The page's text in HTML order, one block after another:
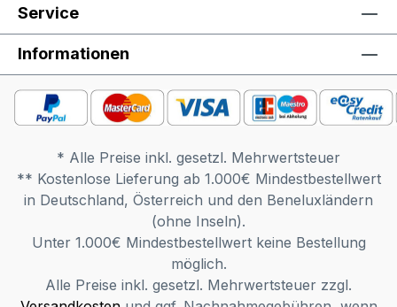
weitere Sonderwünsche besprechen.
Wichtige Informationen: Maximale
Belastung 120 kg darf nicht überschritten
werden. Möbel ist vormontiert
(Restmontage kann erforderlich sein).
Farben können auf verschiedenen
andere Beimöbel sind nicht enthalten.
Abbildung kann abweichen.
Beschreibung: Schick und kuschelig: Auf
dem S21 von now! by hülsta sitzt man
besonders gemütlich. Der Bezug ist aus
Flachgewebe mit Softeffekt. Das
Kufengestell ist aus gebürstetem Edelstahl
Service
Informationen
* Alle Preise inkl. gesetzl. Mehrwertsteuer
** Kostenlose Lieferung ab 1.000€ Mindestbestellwert
in Deutschland, Österreich und den Beneluxländern
(ohne Inseln).
Unter 1.000€ Mindestbestellwert keine Bestellung
möglich.
Alle Preise inkl. gesetzl. Mehrwertsteuer zzgl.